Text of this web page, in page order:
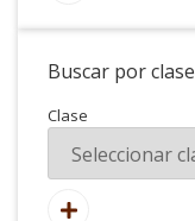
Buscar por clase
Clase